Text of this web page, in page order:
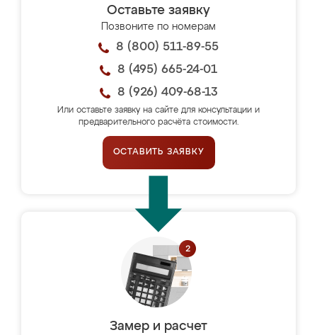
Оставьте заявку
Позвоните по номерам
8 (800) 511-89-55
8 (495) 665-24-01
8 (926) 409-68-13
Или оставьте заявку на сайте для консультации и
предварительного расчёта стоимости.
ОСТАВИТЬ ЗАЯВКУ
Замер и расчет